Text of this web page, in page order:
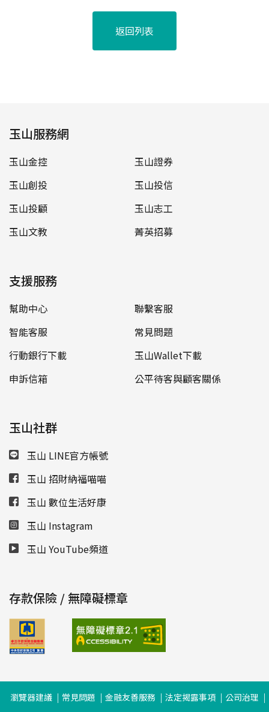
返回列表
玉山服務網
玉山金控
玉山證券
玉山創投
玉山投信
玉山投顧
玉山志工
玉山文教
菁英招募
支援服務
幫助中心
聯繫客服
智能客服
常見問題
行動銀行下載
玉山Wallet下載
申訴信箱
公平待客與顧客關係
玉山社群
玉山 LINE官方帳號
玉山 招財納福喵喵
玉山 數位生活好康
玉山 Instagram
玉山 YouTube頻道
存款保險 / 無障礙標章
瀏覽器建議 常見問題 金融友善服務 法定揭露事項 公司治理